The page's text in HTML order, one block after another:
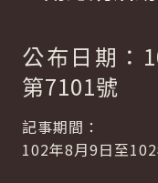
公布日期：
第7101號
記事期間：
102年8月9日至